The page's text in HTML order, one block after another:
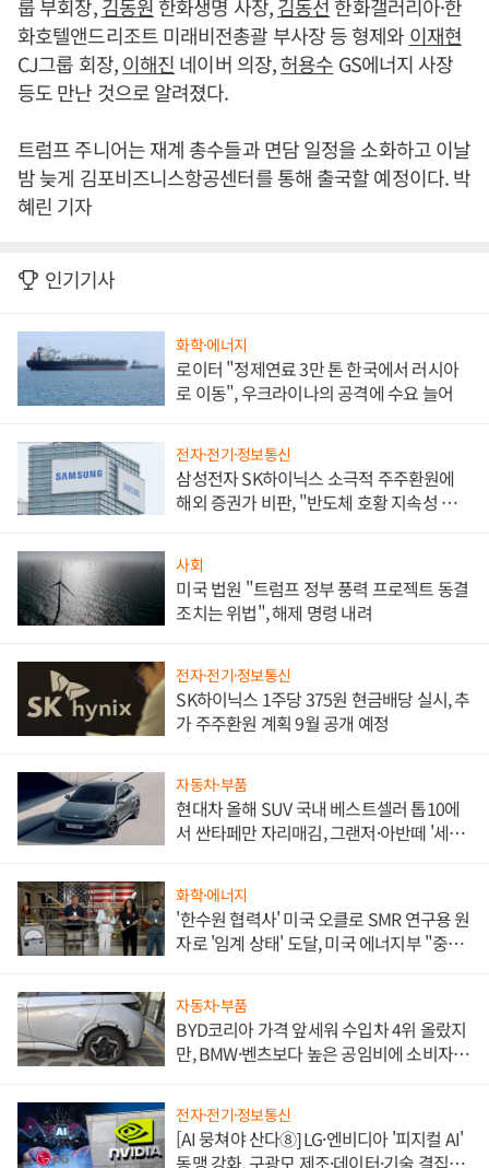
룹 부회장,김동원 한화생명 사장,김동선 한화갤러리아·한
화호텔앤드리조트 미래비전총괄 부사장 등 형제와 이재현
CJ그룹 회장,이해진 네이버 의장,허용수 GS에너지 사장
등도 만난 것으로 알려졌다.
트럼프 주니어는 재계 총수들과 면담 일정을 소화하고 이날
밤 늦게 김포비즈니스항공센터를 통해 출국할 예정이다. 박
혜린 기자
인기기사
화학·에너지
로이터 "정제연료 3만 톤 한국에서 러시아
로 이동", 우크라이나의 공격에 수요 늘어
전자·전기·정보통신
삼성전자 SK하이닉스 소극적 주주환원에
해외 증권가 비판, "반도체 호황 지속성 의
사회
미국 법원 "트럼프 정부 풍력 프로젝트 동결
조치는 위법", 해제 명령 내려
전자·전기·정보통신
SK하이닉스 1주당 375원 현금배당 실시, 추
가 주주환원 계획 9월 공개 예정
자동차·부품
현대차 올해 SUV 국내 베스트셀러 톱10에
서 싼타페만 자리매김, 그랜저·아반떼 '세단
화학·에너지
'한수원 협력사' 미국 오클로 SMR 연구용 원
자로 '임계 상태' 도달, 미국 에너지부 "중요
자동차·부품
BYD코리아 가격 앞세워 수입차 4위 올랐지
만, BMW·벤츠보다 높은 공임비에 소비자
전자·전기·정보통신
[AI 뭉쳐야 산다⑧] LG·엔비디아 '피지컬 AI'